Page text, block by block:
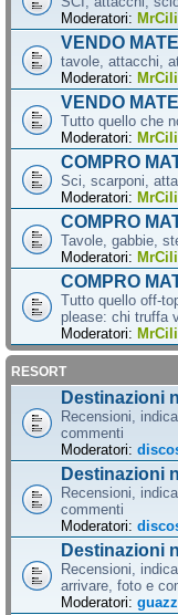
Moderatori:
VENDO
tavole, attacchi,
Moderatori:
VENDO
Tutto quello che
Moderatori:
COMPRO
Sci, scarponi,
Moderatori:
COMPRO
Tavole, gabbie,
Moderatori:
COMPRO
Tutto quello off-
please: chi truffa
Moderatori:
RESORT
Destinazioni
Recensioni,
commenti
Moderatori:
Destinazioni
Recensioni,
commenti
Moderatori:
Destinazioni
Recensioni,
arrivare, foto e
Moderatori: